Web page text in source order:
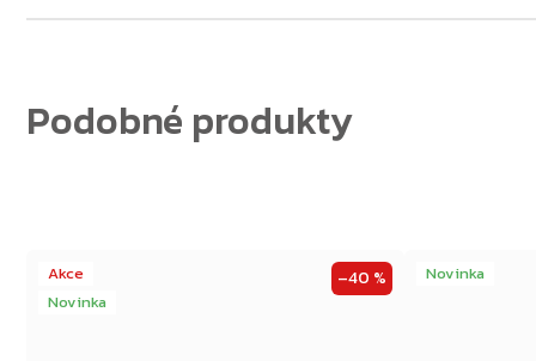
Akce
Novinka
–40 % Novinka